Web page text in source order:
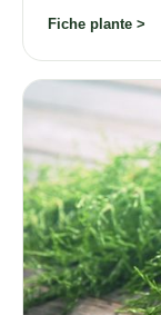
Fiche plante >